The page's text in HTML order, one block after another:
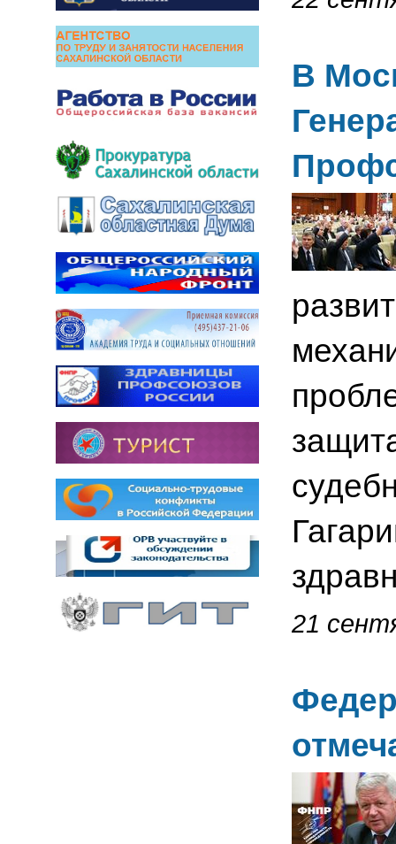
В
21